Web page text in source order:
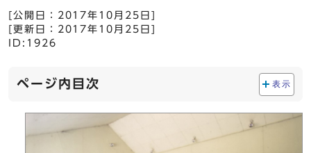
[公開日： 2017年10月25日
[更新日： 2017年10月25日
ID:1926
ページ内目次 表示